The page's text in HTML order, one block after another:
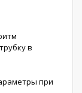
в
при